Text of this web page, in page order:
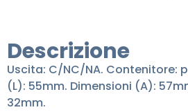
Descrizione
Uscita: C/NC/NA. Contenitore:
(L): 55mm. Dimensioni (A):
32mm.